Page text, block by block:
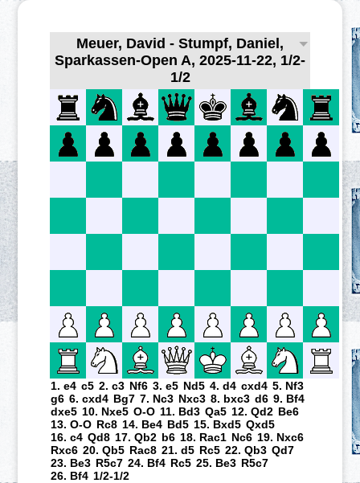
Meuer, David - Stumpf, Daniel,
Sparkassen-Open A, 2025-11-22, 1/2-
1/2
1. e4 c5 2. c3 Nf6 3. e5 Nd5 4. d4 cxd4 5. Nf3
g6 6. cxd4 Bg7 7. Nc3 Nxc3 8. bxc3 d6 9. Bf4
dxe5 10. Nxe5 O-O 11. Bd3 Qa5 12. Qd2 Be6
13. O-O Rc8 14. Be4 Bd5 15. Bxd5 Qxd5
16. c4 Qd8 17. Qb2 b6 18. Rac1 Nc6 19. Nxc6
Rxc6 20. Qb5 Rac8 21. d5 Rc5 22. Qb3 Qd7
23. Be3 R5c7 24. Bf4 Rc5 25. Be3 R5c7
26. Bf4 1/2-1/2